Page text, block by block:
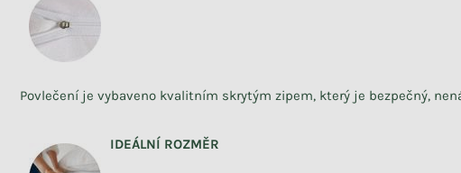
Povlečení je vybaveno kvalitním skrytým zipem, který je bezpečný,
IDEÁLNÍ ROZMĚR